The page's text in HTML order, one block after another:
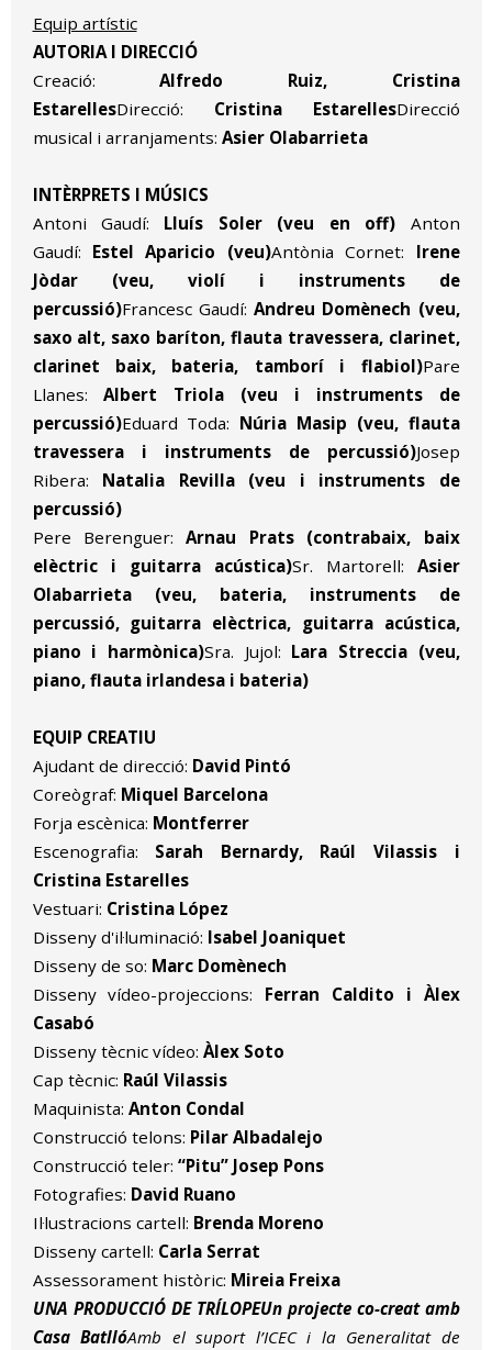
Equip artístic
AUTORIA I DIRECCIÓ
Creació:Alfredo Ruiz, Cristina
EstarellesDirecció: Cristina EstarellesDirecció
musical i arranjaments: Asier Olabarrieta
INTÈRPRETS I MÚSICS
Antoni Gaudí: Lluís Soler (veu en off) Anton
Gaudí: Estel Aparicio (veu)Antònia Cornet: Irene
Jòdar (veu, violí i instruments de
percussió)Francesc Gaudí: Andreu Domènech (veu,
saxo alt, saxo baríton, flauta travessera, clarinet,
clarinet baix, bateria, tamborí i flabiol)Pare
Llanes:Albert Triola (veu i instruments de
percussió)Eduard Toda: Núria Masip (veu, flauta
travessera i instruments de percussió)Josep
Ribera: Natalia Revilla (veu i instruments de
percussió)
Pere Berenguer:Arnau Prats (contrabaix, baix
elèctric i guitarra acústica)Sr. Martorell: Asier
Olabarrieta (veu, bateria, instruments de
percussió, guitarra elèctrica, guitarra acústica,
piano i harmònica)Sra. Jujol: Lara Streccia (veu,
piano, flauta irlandesa i bateria)
EQUIP CREATIU
Ajudant de direcció: David Pintó
Coreògraf: Miquel Barcelona
Forja escènica: Montferrer
Escenografia: Sarah Bernardy, Raúl Vilassis i
Cristina Estarelles
Vestuari: Cristina López
Disseny d'il·luminació: Isabel Joaniquet
Disseny de so: Marc Domènech
Disseny vídeo-projeccions: Ferran Caldito i Àlex
Casabó
Disseny tècnic vídeo: Àlex Soto
Cap tècnic: Raúl Vilassis
Maquinista: Anton Condal
Construcció telons: Pilar Albadalejo
Construcció teler: “Pitu” Josep Pons
Fotografies: David Ruano
Il·lustracions cartell: Brenda Moreno
Disseny cartell: Carla Serrat
Assessorament històric: Mireia Freixa
UNA PRODUCCIÓ DE TRÍLOPEUn projecte co-creat amb
Casa BatllóAmb el suport l’ICEC i la Generalitat de